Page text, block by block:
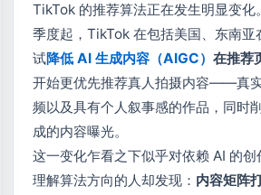
TikTok 的推荐算法正在发生明显变
季度起，TikTok 在包括美国、东南亚
试降低 AI 生成内容（AIGC） 在推荐
开始更优先推荐真人拍摄内容——真
频以及具有个人叙事感的作品，同时
成的内容曝光。
这一变化乍看之下似乎对依赖 AI 的
理解算法方向的人却发现： 内容矩阵